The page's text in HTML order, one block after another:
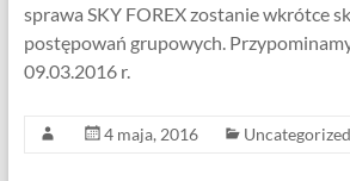
sprawa SKY FOREX zostanie wkrótce
postępowań grupowych.
09.03.2016 r.
4 maja, 2016 Uncategorized